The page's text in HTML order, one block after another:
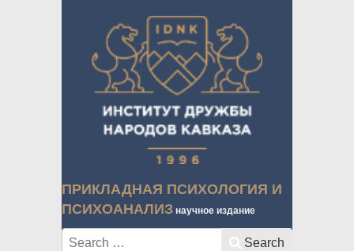
ПРИКЛАДНАЯ ПСИХОЛОГИЯ И
ПСИХОАНАЛИЗ научное издание
Search Search